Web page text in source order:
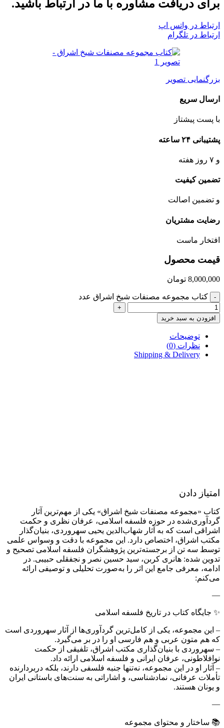
برای دریافت مشاوره با ما در ارتباط باشید.
ارتباط در واتس اپ
ارتباط در تلگرام
بزرگنمایی تصویر
ارسال سریع
با پست پیشتاز
پشتیبانی ۲۴ ساعته
و ۷ روز هفته
تضمین کیفیت
و تضمین اصالت
رضایت مشتریان
افتخار ماست
قیمت محصول
8,000,000 تومان
- کتاب مجموعه مصنفات شیخ اشراق عدد
+
افزودن به سبد خرید
توضیحات
نظرات (0)
Shipping & Delivery
امتیاز دادن
کتاب «مجموعه مصنفات شیخ اشراق» یکی از مهم‌ترین آثار
گردآوری‌شده در حوزه فلسفه اسلامی، عرفان نظری و حکمت
اشراقی است که به آثار شهاب‌الدین یحیی سهروردی، بنیان‌گذار
مکتب اشراق، اختصاص دارد. این مجموعه با دقت و وسواس علمی
توسط سه تن از برجسته‌ترین پژوهشگران فلسفه اسلامی تصحیح و
تدوین شده: هانری کربن، سید حسین نصر و نجفقلی حبیبی. در
ادامه، معرفی جامع این اثر را به‌صورت تحلیلی و توصیفی ارائه
می‌کنم:
—
✨ جایگاه کتاب در تاریخ فلسفه اسلامی
– این مجموعه، یکی از کامل‌ترین گردآوری‌ها از آثار سهروردی است
که هم متون عربی و هم فارسی او را در بر می‌گیرد.
– سهروردی با بنیان‌گذاری مکتب اشراق، تلفیقی از حکمت
نوافلاطونی، عرفان ایرانی و فلسفه اسلامی ارائه داد.
– آثار او در این مجموعه، نه‌تنها جنبه فلسفی دارند، بلکه دربردارنده
تأملات عرفانی، نمادشناسی، و اشاراتی به سنت‌های باستانی ایران
و یونان هستند.
—
📚 ساختار و محتوای مجموعه